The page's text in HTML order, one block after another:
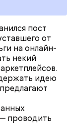
пост
от
на онлайн-
некий
идею
проводить